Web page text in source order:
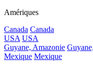
Amériques
Canada Canada
USA USA
Guyane, Amazonie
Mexique Mexique